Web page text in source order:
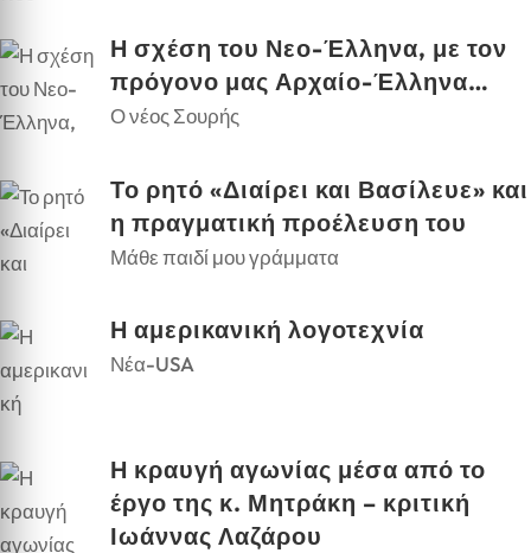
Η σχέση του Νεο-Έλληνα, με τον
πρόγονο μας Αρχαίο-Έλληνα…
Ο νέος Σουρής
Το ρητό «Διαίρει και Βασίλευε» και
η πραγματική προέλευση του
Μάθε παιδί μου γράμματα
Η αμερικανική λογοτεχνία
Νέα-USA
Η κραυγή αγωνίας μέσα από το
έργο της κ. Μητράκη – κριτική
Ιωάννας Λαζάρου